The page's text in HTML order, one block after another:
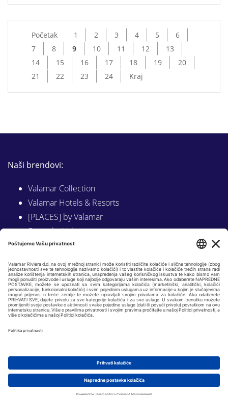
Početak 1 2 3 4 5
6
7
8 9 10 11 12
13
14
15 16 17 18 19
20
21
22 23 24 Kraj
Naši brendovi:
Valamar Collection
Valamar Hotels & Resorts
[PLACES] by Valamar
Sunny by Valamar
Valamar Camping
Istraži na Valamar.com
Slijedite nas na:
Copyright © 2026 Valamar Riviera d.d. |Osnovni podaci|GDPR i politike